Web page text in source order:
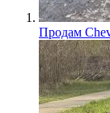
Продам